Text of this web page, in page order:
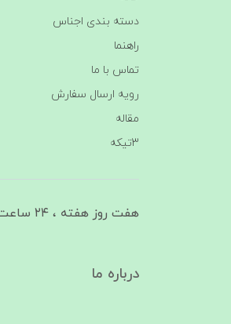
دسته بندی اجناس
راهنما
تماس با ما
رویه ارسال سفارش
مقاله
3تیکه
هفت روز هفته ، ۲۴ ساعت شبانه‌روز پاسخگوی شما هستیم
درباره ما